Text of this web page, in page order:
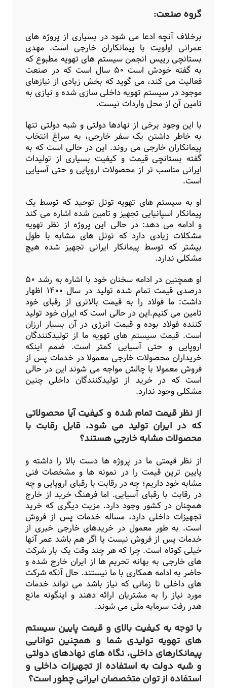
گروه صنعت:
برخلاف آنچه ادعا می شود در بسیاری از پروژه های
عمرانی اولویت با پیمانکاران خارجی است. مهدی
بستانچی رییس انجمن سیستم های تهویه مطبوع که
به گفته خودش است ۵۰ سال است که در صنعت
فعالیت می کند، می گوید که بخش زیادی از نیازهای
موجود در سیستم تهویه داخلی سازی شده و نیازی به
تامین آن از محل واردات نیست.
با این وجود برخی از نهادها دولتی و شبه دولتی تنها
به خاطر داشتن یک سفر خارجی، به سراغ انتخاب
پیمانکاران خارجی می روند. این در حالی است که به
گفته بستانچی قیمت و کیفیت بسیاری از تولیدات
ایرانی مناسب تر از محصولات اروپایی و حتی آسیایی
است.
او به سیستم های تهویه تونل توحید که توسط یک
پیمانکار اسپانیایی تجهیز و تامین شده اشاره می کند
و ادامه می دهد: در حالی این پروژه از نظر تهویه
مشکلات زیادی دارد که تونل های مشابه با طول
بیشتر که توسط پیمانکار ایرانی تجهیز شده هیچ
مشکلی ندارد.
او همچنین در ادامه سخنان خود با اشاره به رشد ۵۰
درصدی قیمت تمام شده تولید در سال ۱۴۰۰ اظهار
داشت: ما فولاد را به قیمت بالاتری از رقبای خود
تامین می کنیم.این در حالی است که ایران خود تولید
کننده فولاد بوده و قیمت انرژی در آن بسیار ارزان
است. قیمت سیستم های تهویه ما از تولیدکنندگان
اروپایی و حتی آسیایی کمتر است. ضمم اینکه
خریداران محصولات خارجی معمولا در خدمات پس از
فروش معمولا با چالش مواجه می شوند این در حالی
است که در خرید از تولیدکنندگان داخلی چنین
مشکلی وجود ندارد.
از نظر قیمت تمام شده و کیفیت آیا محصولاتی
که در ایران تولید می شود، قابل رقابت با
محصولات مشابه خارجی هستند؟
از نظر قیمتی ما در پروژه ها دست بالا را داشته و
پایین ترین قیمت را در نمونه ها و مشخصات فنی
مشابه خود داریم؛ چه در رقابت با رقبای اروپایی و چه
در رقابت با رقبای آسیایی. اما فرهنگ خرید از خارج
همچنان در کشور وجود دارد. مزیت دیگری که خرید
تجهیزات داخلی دارد، مساله خدمات پس از فروش
است. به طور معمول در خریدهای خارجی خبری از
خدمات پس از فروش نیست یا اگر هم باشد عمر آنها
خیلی کوتاه است. چرا که هر چند وقت یک بار شرکت
های خارجی به بهانه تحریم ها از ایران خارج شده و
حاضر به ادامه همکاری با ما نیستند. حال آنکه شرکت
های داخلی تا زمانی که نیاز باشد می تواند خدمات
مورد نیاز را به مشتریان ارائه دهند و اینگونه مانع
هدر رفت سرمایه ملی می شوند.
با توجه به کیفیت بالای و قیمت پایین سیستم
های تهویه تولیدی شما و همچنین توانایی
پیمانکارهای داخلی، نگاه های نهادهای دولتی
و شبه دولت به استفاده از تجهیزات داخلی و
استفاده از توان متخصصان ایرانی چطور است؟